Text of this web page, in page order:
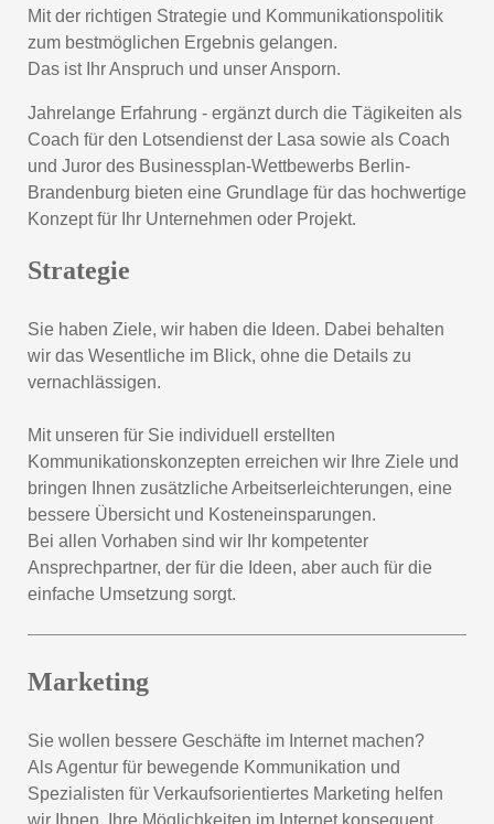
Mit der richtigen Strategie und Kommunikationspolitik
zum bestmöglichen Ergebnis gelangen.
Das ist Ihr Anspruch und unser Ansporn.
Jahrelange Erfahrung - ergänzt durch die Tägikeiten als
Coach für den Lotsendienst der Lasa sowie als Coach
und Juror des Businessplan-Wettbewerbs Berlin-
Brandenburg bieten eine Grundlage für das hochwertige
Konzept für Ihr Unternehmen oder Projekt.
Strategie
Sie haben Ziele, wir haben die Ideen. Dabei behalten
wir das Wesentliche im Blick, ohne die Details zu
vernachlässigen.
Mit unseren für Sie individuell erstellten
Kommunikationskonzepten erreichen wir Ihre Ziele und
bringen Ihnen zusätzliche Arbeitserleichterungen, eine
bessere Übersicht und Kosteneinsparungen.
Bei allen Vorhaben sind wir Ihr kompetenter
Ansprechpartner, der für die Ideen, aber auch für die
einfache Umsetzung sorgt.
Marketing
Sie wollen bessere Geschäfte im Internet machen?
Als Agentur für bewegende Kommunikation und
Spezialisten für Verkaufsorientiertes Marketing helfen
wir Ihnen, Ihre Möglichkeiten im Internet konsequent